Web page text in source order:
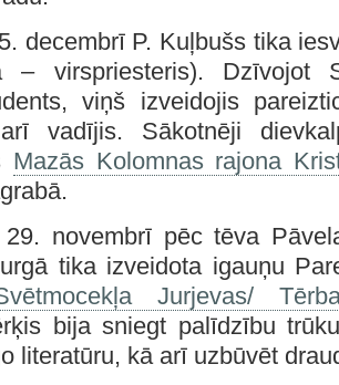
decembrī P. Kuļbušs tika
– virspriesteris). Dzīvojot
viņš izveidojis
vadījis. Sākotnēji
Mazās Kolomnas rajona
novembrī pēc tēva
tika izveidota igauņu
Jurjevas/
bija sniegt palīdzību
literatūru, kā arī uzbūvēt